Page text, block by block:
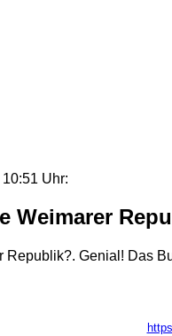
Uhr:
Weimarer
Republik?. Genial! Das